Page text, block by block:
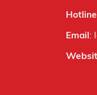
Hotline
Email: